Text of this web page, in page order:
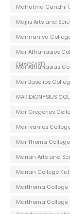
Mahatma Gandhi
Majlis Arts and
Mannaniya
Mar Athanasios
(MACFAST)
Mar Athanasius
Mar Baselios
MAR DIONYSIUS
Mar Gregorios
Mar Ivanios
Mar Thoma
Marian Arts and
Marian College
Marthoma College
Marthoma College